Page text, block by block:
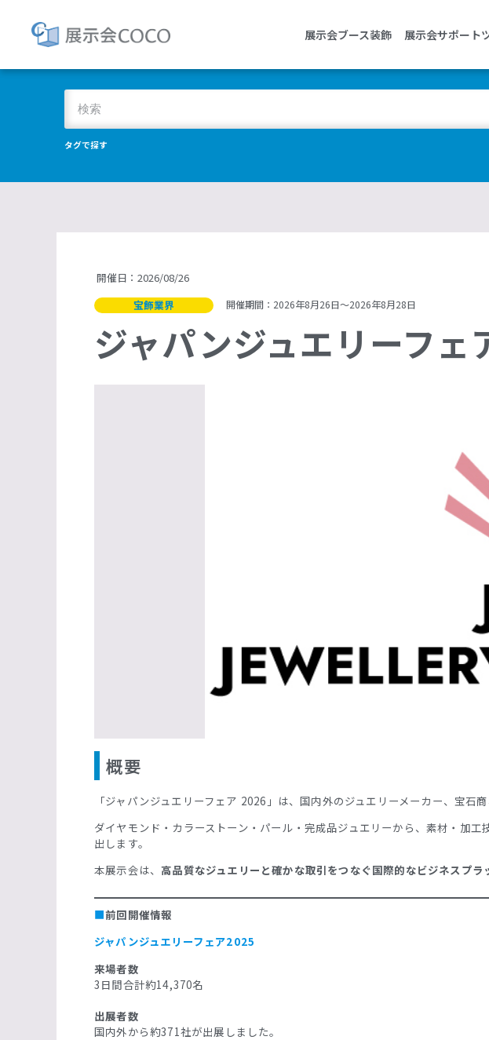
展示会ブース装飾 展示会サポート
タグで探す
開催日：2026/08/26
宝飾業界
開催期間：2026年8月26日〜2026年8月28日
ジャパンジュエリーフェ
概要
「ジャパンジュエリーフェア 2026」は、国内外のジュエリーメーカー、宝
ダイヤモンド・カラーストーン・パール・完成品ジュエリーから、素材・加
出します。
本展示会は、高品質なジュエリーと確かな取引をつなぐ国際的なビジネスプラ
■前回開催情報
ジャパンジュエリーフェア2025
来場者数
3日間合計約14,370名
出展者数
国内外から約371社が出展しました。